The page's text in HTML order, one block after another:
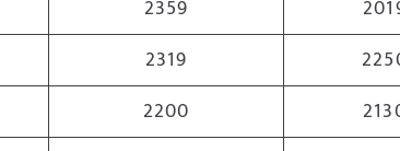
2359
2319
2200